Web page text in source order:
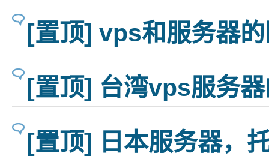
[置顶] vps和服务器
[置顶] 台湾vps服务
[置顶] 日本服务器，